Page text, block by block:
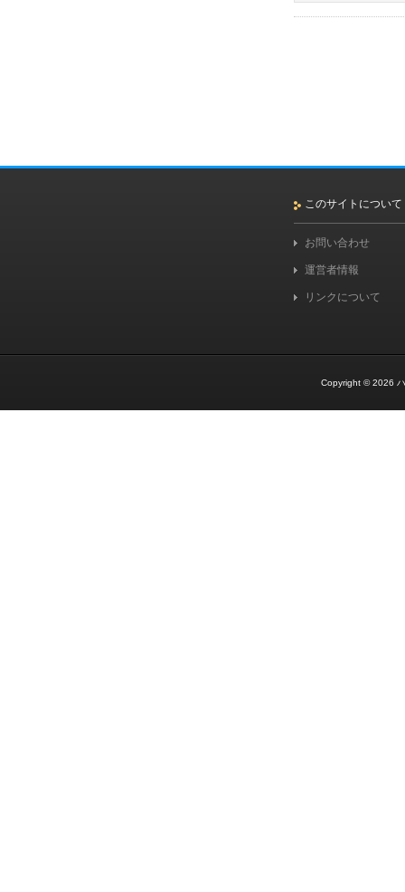
このサイトについて
お問い合わせ
運営者情報
リンクについて
Copyright © 2026